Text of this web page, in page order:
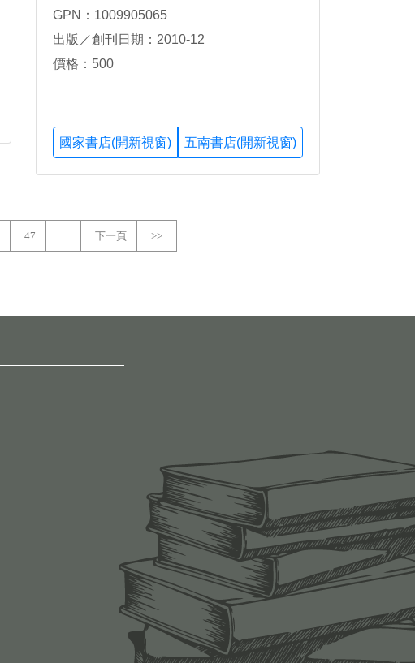
GPN：1009905065
出版／創刊日期：2010-12
價格：500
國家書店(開新視窗) 五南書店(開新視窗)
47 下一頁 >>